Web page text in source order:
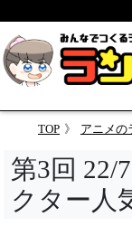
TOP アニメの
第3回 22/
クター人